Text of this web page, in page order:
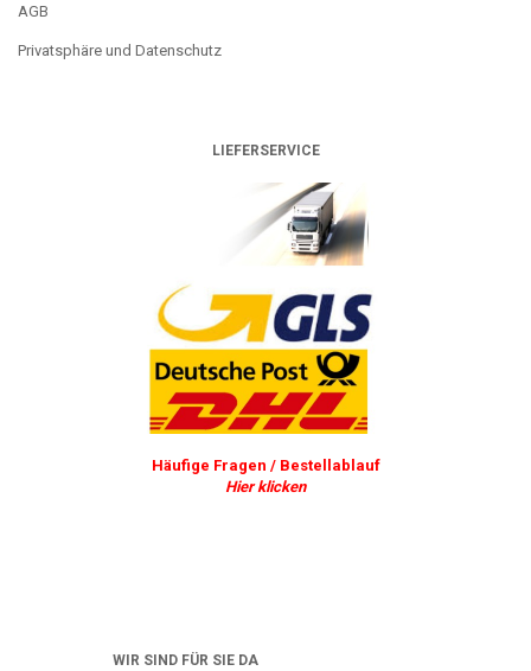
AGB
Privatsphäre und Datenschutz
LIEFERSERVICE
Häufige Fragen / Bestellablauf
Hier klicken
WIR SIND FÜR SIE DA